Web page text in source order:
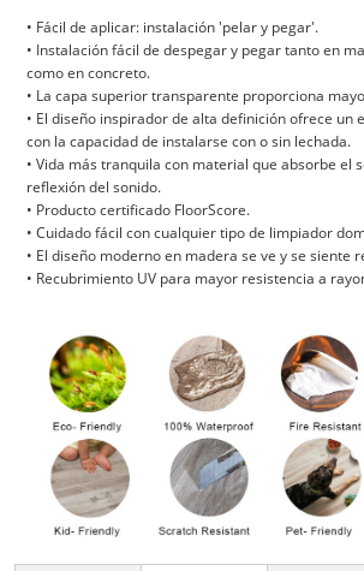
• Fácil de aplicar: instalación 'pelar y pegar'.
• Instalación fácil de despegar y pegar tanto en
como en concreto.
• La capa superior transparente proporciona
• El diseño inspirador de alta definición ofrece un
con la capacidad de instalarse con o sin lechada.
• Vida más tranquila con material que absorbe el
reflexión del sonido.
• Producto certificado FloorScore.
• Cuidado fácil con cualquier tipo de limpiador
• El diseño moderno en madera se ve y se siente
• Recubrimiento UV para mayor resistencia a